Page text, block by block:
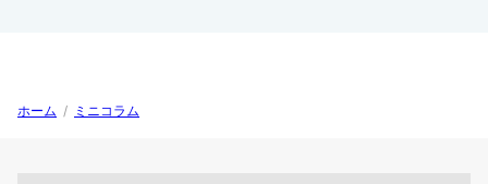
ホーム / ミニコラム